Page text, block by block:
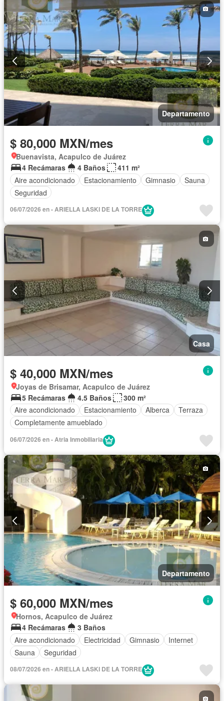
Departamento
$ 80,000 MXN/mes
Buenavista, Acapulco de Juárez
4 Recámaras
4 Baños
411 m²
Aire acondicionado
Estacionamiento Gimnasio
Sauna
Seguridad
06/07/2026 en - ARIELLA LASKI DE LA TORRE
Casa
$ 40,000 MXN/mes
Joyas de Brisamar, Acapulco de Juárez
5 Recámaras
4.5 Baños
300 m²
Aire acondicionado
Estacionamiento Alberca
Terraza
Completamente amueblado
06/07/2026 en - Atria Inmobiliaria
Departamento
$ 60,000 MXN/mes
Hornos, Acapulco de Juárez
4 Recámaras
3 Baños
Aire acondicionado
Electricidad Gimnasio
Internet
Sauna
Seguridad
08/07/2026 en - ARIELLA LASKI DE LA TORRE